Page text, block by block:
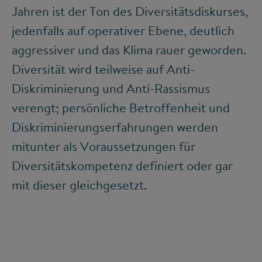
Jahren ist der Ton des Diversitätsdiskurses,
jedenfalls auf operativer Ebene, deutlich
aggressiver und das Klima rauer geworden.
Diversität wird teilweise auf Anti-
Diskriminierung und Anti-Rassismus
verengt; persönliche Betroffenheit und
Diskriminierungserfahrungen werden
mitunter als Voraussetzungen für
Diversitätskompetenz definiert oder gar
mit dieser gleichgesetzt.